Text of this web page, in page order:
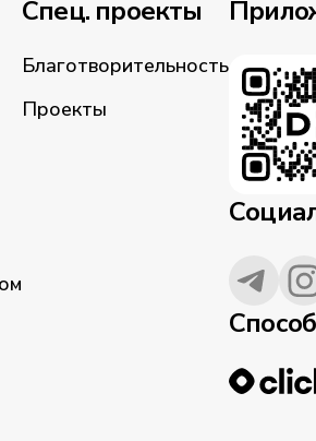
Спец. проекты
Благотворительность
Проекты